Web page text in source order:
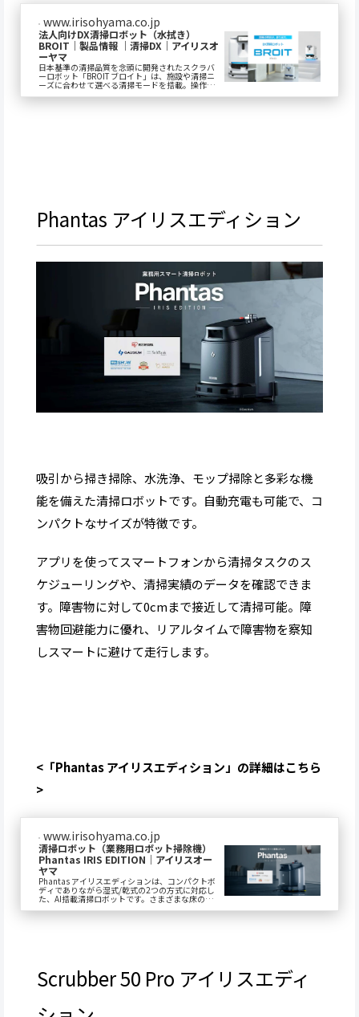
法人向けDX清掃ロボット（水拭き）
BROIT｜製品情報 ｜清掃DX｜アイリスオ
ーヤマ
日本基準の清掃品質を念頭に開発されたスクラバ
ーロボット「BROIT ブロイト」は、施設や清掃ニ
ーズに合わせて選べる清掃モードを搭載。操作
性、メンテナンス性にも配慮した構造設計で、毎
www.irisohyama.co.jp
Phantas アイリスエディション
吸引から掃き掃除、水洗浄、モップ掃除と多彩な機
能を備えた清掃ロボットです。自動充電も可能で、コ
ンパクトなサイズが特徴です。
アプリを使ってスマートフォンから清掃タスクのス
ケジューリングや、清掃実績のデータを確認できま
す。障害物に対して0cmまで接近して清掃可能。障
害物回避能力に優れ、リアルタイムで障害物を察知
しスマートに避けて走行します。
<「Phantas アイリスエディション」の詳細はこちら
>
清掃ロボット（業務用ロボット掃除機）
Phantas IRIS EDITION｜アイリスオー
ヤマ
Phantas アイリスエディションは、コンパクトボ
ディでありながら湿式/乾式の2つの方式に対応し
た、AI搭載清掃ロボットです。さまざまな床の素
www.irisohyama.co.jp
Scrubber 50 Pro アイリスエディ